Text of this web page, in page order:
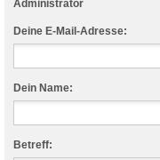
Administrator
Deine E-Mail-Adresse:
Dein Name:
Betreff: